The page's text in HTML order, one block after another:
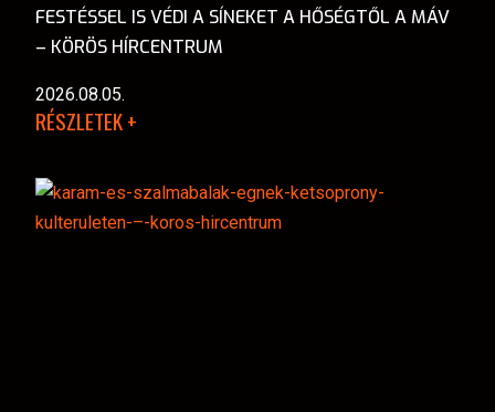
FESTÉSSEL IS VÉDI A SÍNEKET A HŐSÉGTŐL A MÁV
– KÖRÖS HÍRCENTRUM
2026.08.05.
RÉSZLETEK +